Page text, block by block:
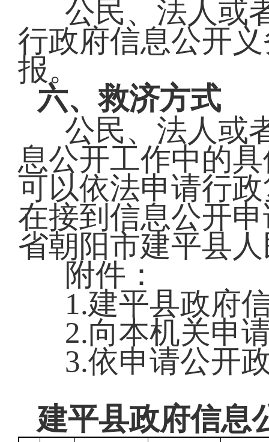
公民、法人或
行政府信息公开
报。
六、救济方式
公民、法人或
息公开工作中的
可以依法申请行
在接到信息公开
省朝阳市建平县
附件：
1.建平县政府
2.向本机关申
3.依申请公开
建平县政府信息